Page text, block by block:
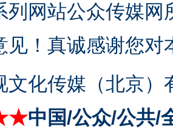
列网站公众传媒
见！真诚感谢您
文化传媒（北京）
中国/公众/公共/
民促振兴 酒驾